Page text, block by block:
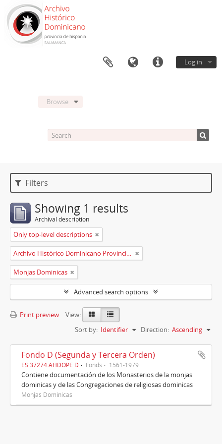
Log in
Browse
Filters
Showing 1 results
Archival description
Only top-level descriptions
Archivo Histórico Dominicano Provincia de España
Monjas Dominicas
Advanced search options
Print preview
View:
Sort by: Identifier Direction: Ascending
Fondo D (Segunda y Tercera Orden)
ES 37274.AHDOPE D Fonds 1561-1979
Contiene documentación de los Monasterios de la monjas
dominicas y de las Congregaciones de religiosas dominicas
Monjas Dominicas